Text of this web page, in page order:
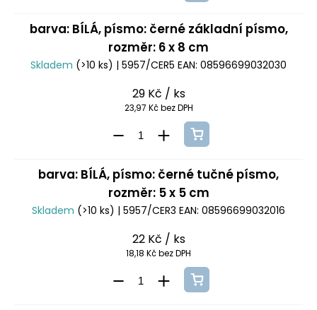
barva: BÍLÁ, písmo: černé základní písmo,
rozměr: 6 x 8 cm
Skladem (>10 ks) | 5957/CER5 EAN: 08596699032030
29 Kč / ks
23,97 Kč bez DPH
barva: BÍLÁ, písmo: černé tučné písmo,
rozměr: 5 x 5 cm
Skladem (>10 ks) | 5957/CER3 EAN: 08596699032016
22 Kč / ks
18,18 Kč bez DPH